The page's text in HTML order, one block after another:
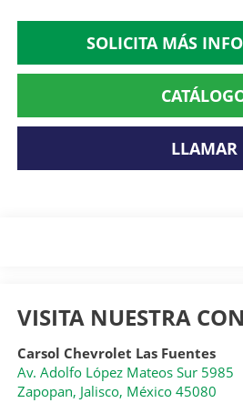
SOLICITA MÁS
LLAMAR
VISITA NUESTRA
Carsol Chevrolet Las Fuentes
Av. Adolfo López Mateos Sur 5985
Zapopan, Jalisco, México 45080